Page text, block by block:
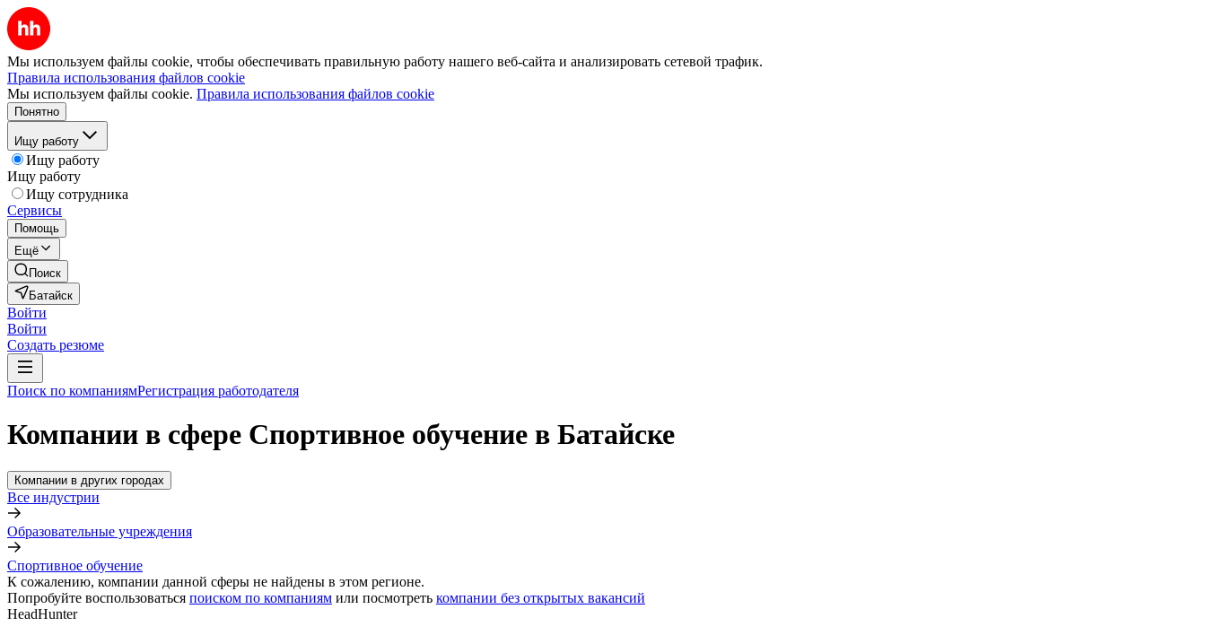
Мы используем файлы cookie, чтобы обеспечивать правильную работу нашего веб-сайта и анализировать сетевой трафик.
Правила использования файлов cookie
Мы используем файлы cookie. Правила использования файлов cookie
Понятно
Ищу работу
Ищу работу
Ищу работу
Ищу сотрудника
Сервисы
Помощь
Ещё
Поиск
Батайск
Войти
Войти
Создать резюме
Поиск по компаниямРегистрация работодателя
Компании в сфере Спортивное обучение в Батайске
Компании в других городах
Все индустрии
Образовательные учреждения
Спортивное обучение
К сожалению, компании данной сферы не найдены в этом регионе.
Попробуйте воспользоваться поиском по компаниям или посмотреть компании без открытых вакансий
HeadHunter